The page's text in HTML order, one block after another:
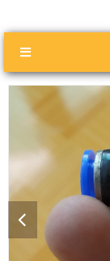
HỒI
LIÊN
HỆ